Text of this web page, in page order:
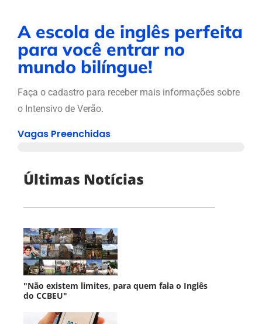
A escola de inglês perfeita
para você entrar no
mundo bilíngue!
Faça o cadastro para receber mais informações sobre
o Intensivo de Verão.
Vagas Preenchidas
Últimas Notícias
"Não existem limites, para quem fala o Inglês
do CCBEU"